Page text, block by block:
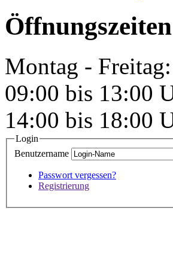
Öffnungszeiten
Montag - Freitag:
09:00 bis 13:00
14:00 bis 18:00
Login
Benutzername
Passwort vergessen?
Registrierung